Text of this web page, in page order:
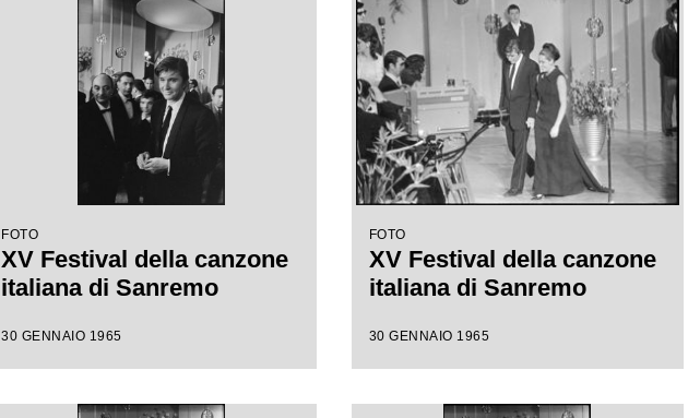
FOTO
XV Festival della canzone
italiana di Sanremo
30 GENNAIO 1965
FOTO
XV Festival della canzone
italiana di Sanremo
30 GENNAIO 1965